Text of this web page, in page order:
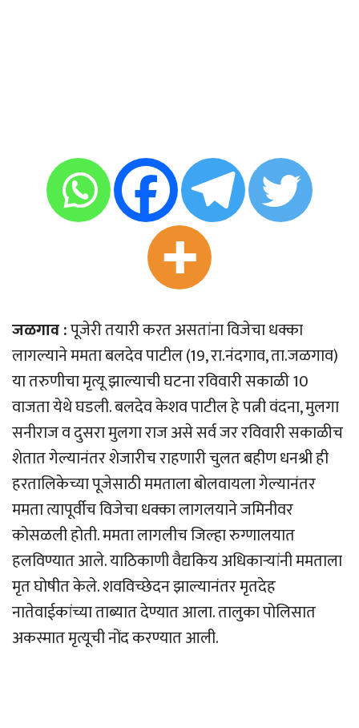
जळगाव :पूजेरी तयारी करत असतांना विजेचा धक्का
लागल्याने ममता बलदेव पाटील (19, रा.नंदगाव, ता.जळगाव)
या तरुणीचा मृत्यू झाल्याची घटना रविवारी सकाळी 10
वाजता येथे घडली. बलदेव केशव पाटील हे पत्नी वंदना, मुलगा
सनीराज व दुसरा मुलगा राज असे सर्व जर रविवारी सकाळीच
शेतात गेल्यानंतर शेजारीच राहणारी चुलत बहीण धनश्री ही
हरतालिकेच्या पूजेसाठी ममताला बोलवायला गेल्यानंतर
ममता त्यापूर्वीच विजेचा धक्का लागलयाने जमिनीवर
कोसळली होती. ममता लागलीच जिल्हा रुग्णालयात
हलविण्यात आले. याठिकाणी वैद्यकिय अधिकार्‍यांनी ममताला
मृत घोषीत केले. शवविच्छेदन झाल्यानंतर मृतदेह
नातेवाईकांच्या ताब्यात देण्यात आला. तालुका पोलिसात
अकस्मात मृत्यूची नोंद करण्यात आली.